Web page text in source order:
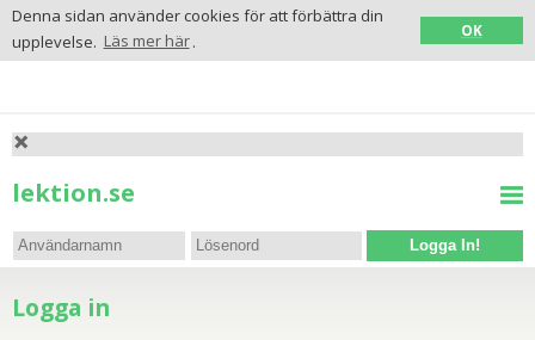
Denna sidan använder cookies för att förbättra din
upplevelse. Läs mer här.
OK
lektion.se
Logga In!
Logga in